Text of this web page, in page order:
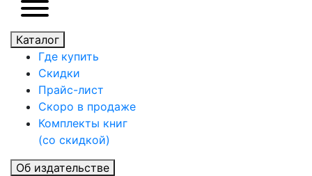
Каталог
Где купить
Скидки
Прайc-лист
Скоро в продаже
Комплекты книг
(со скидкой)
Об издательстве